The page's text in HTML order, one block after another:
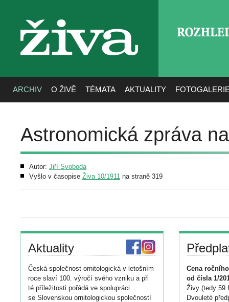
živa
ARCHIV O ŽIVĚ TÉMATA AKTUALITY
Astronomická zpráva
Autor: Jiří Svoboda
Vyšlo v časopise Živa 10/1911 na straně 319
Aktuality
Česká společnost ornitologická v letošním
roce slaví 100. výročí svého vzniku a při
té příležitosti pořádá ve spolupráci
se Slovenskou ornitologickou společností
Cena
od čísla 1/
Živy (tedy 59
Dvouleté